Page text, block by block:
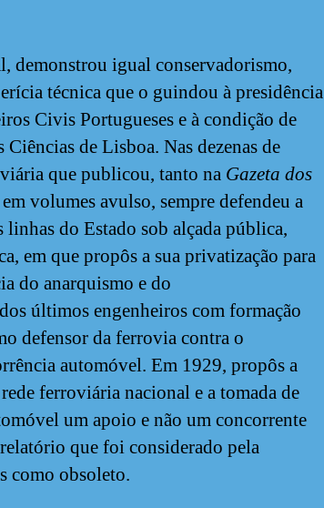
demonstrou igual conservadorismo,
técnica que o guindou à presidência
Civis Portugueses e à condição de
Ciências de Lisboa. Nas dezenas de
que publicou, tanto na Gazeta dos
volumes avulso, sempre defendeu a
linhas do Estado sob alçada pública,
em que propôs a sua privatização para
do anarquismo e do
últimos engenheiros com formação
defensor da ferrovia contra o
automóvel. Em 1929, propôs a
ferroviária nacional e a tomada de
um apoio e não um concorrente
que foi considerado pela
como obsoleto.